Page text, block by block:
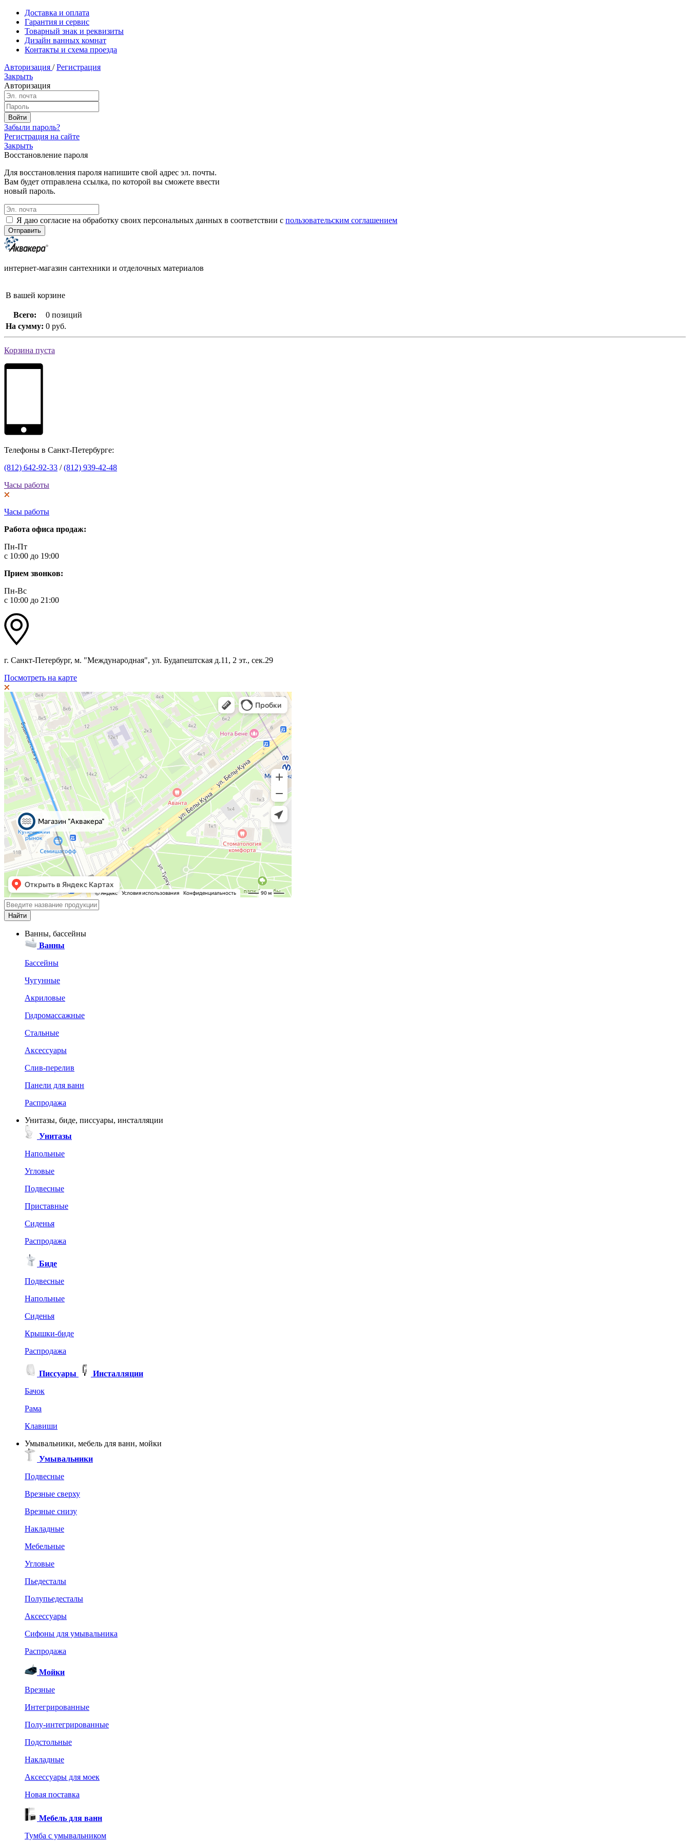
Доставка и оплата
Гарантия и сервис
Товарный знак и реквизиты
Дизайн ванных комнат
Контакты и схема проезда
Авторизация / Регистрация
Закрыть
Авторизация
Забыли пароль?
Регистрация на сайте
Закрыть
Восстановление пароля
Для восстановления пароля напишите свой адрес эл. почты.
Вам будет отправлена ссылка, по которой вы сможете ввести
новый пароль.
Я даю согласие на обработку своих персональных данных в соответствии с пользовательским соглашением
интернет-магазин сантехники и отделочных материалов
В вашей корзине
Всего:
0 позиций
На сумму: 0 руб.
Корзина пуста
Телефоны в Санкт-Петербурге:
(812) 642-92-33 /(812) 939-42-48
Часы работы
Часы работы
Работа офиса продаж:
Пн-Пт
с 10:00 до 19:00
Прием звонков:
Пн-Вс
с 10:00 до 21:00
г. Санкт-Петербург, м. "Международная", ул. Будапештская д.11, 2 эт., сек.29
Посмотреть на карте
Ванны, бассейны
Ванны
Бассейны
Чугунные
Акриловые
Гидромассажные
Стальные
Аксессуары
Слив-перелив
Панели для ванн
Распродажа
Унитазы, биде, писсуары, инсталляции
Унитазы
Напольные
Угловые
Подвесные
Приставные
Сиденья
Распродажа
Биде
Подвесные
Напольные
Сиденья
Крышки-биде
Распродажа
Писсуары
Инсталляции
Бачок
Рама
Клавиши
Умывальники, мебель для ванн, мойки
Умывальники
Подвесные
Врезные сверху
Врезные снизу
Накладные
Мебельные
Угловые
Пьедесталы
Полупьедесталы
Аксессуары
Сифоны для умывальника
Распродажа
Мойки
Врезные
Интегрированные
Полу-интегрированные
Подстольные
Накладные
Аксессуары для моек
Новая поставка
Мебель для ванн
Тумба с умывальником